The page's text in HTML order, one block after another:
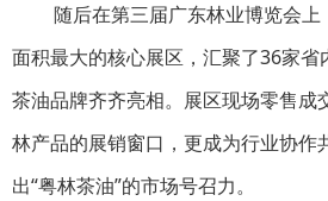
随后在第三届广东林业博览会上
面积最大的核心展区，汇聚了36家省
茶油品牌齐齐亮相。展区现场零售成
林产品的展销窗口，更成为行业协作
出“粤林茶油”的市场号召力。